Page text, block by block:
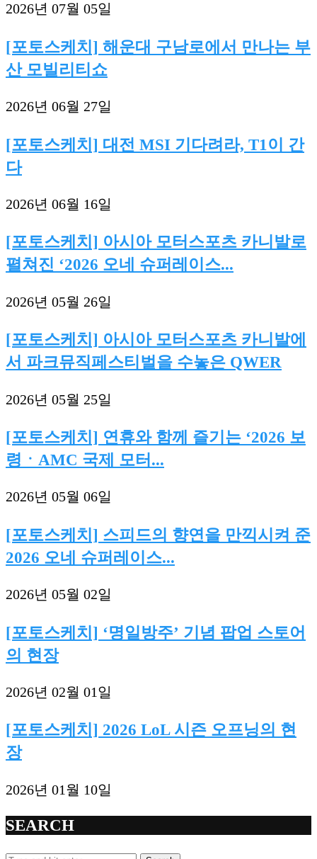
2026년 07월 05일
[포토스케치] 해운대 구남로에서 만나는 부
산 모빌리티쇼
2026년 06월 27일
[포토스케치] 대전 MSI 기다려라, T1이 간
다
2026년 06월 16일
[포토스케치] 아시아 모터스포츠 카니발로
펼쳐진 ‘2026 오네 슈퍼레이스...
2026년 05월 26일
[포토스케치] 아시아 모터스포츠 카니발에
서 파크뮤직페스티벌을 수놓은 QWER
2026년 05월 25일
[포토스케치] 연휴와 함께 즐기는 ‘2026 보
령ㆍAMC 국제 모터...
2026년 05월 06일
[포토스케치] 스피드의 향연을 만끽시켜 준
2026 오네 슈퍼레이스...
2026년 05월 02일
[포토스케치] ‘명일방주’ 기념 팝업 스토어
의 현장
2026년 02월 01일
[포토스케치] 2026 LoL 시즌 오프닝의 현
장
2026년 01월 10일
SEARCH